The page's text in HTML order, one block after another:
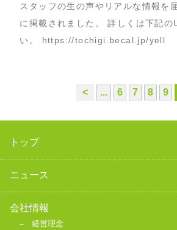
スタッフの生の声やリアルな情報を
に掲載されました。 詳しくは下記の
い。 https://tochigi.becal.jp/yell
< ... 6 7 8 9
トップ
ニュース
会社情報
経営理念